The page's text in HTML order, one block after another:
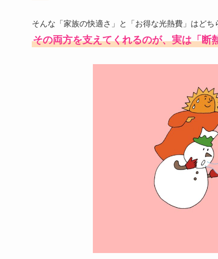
そんな「家族の快適さ」と「お得な光熱費」はどち
その両方を支えてくれるのが、実は「断